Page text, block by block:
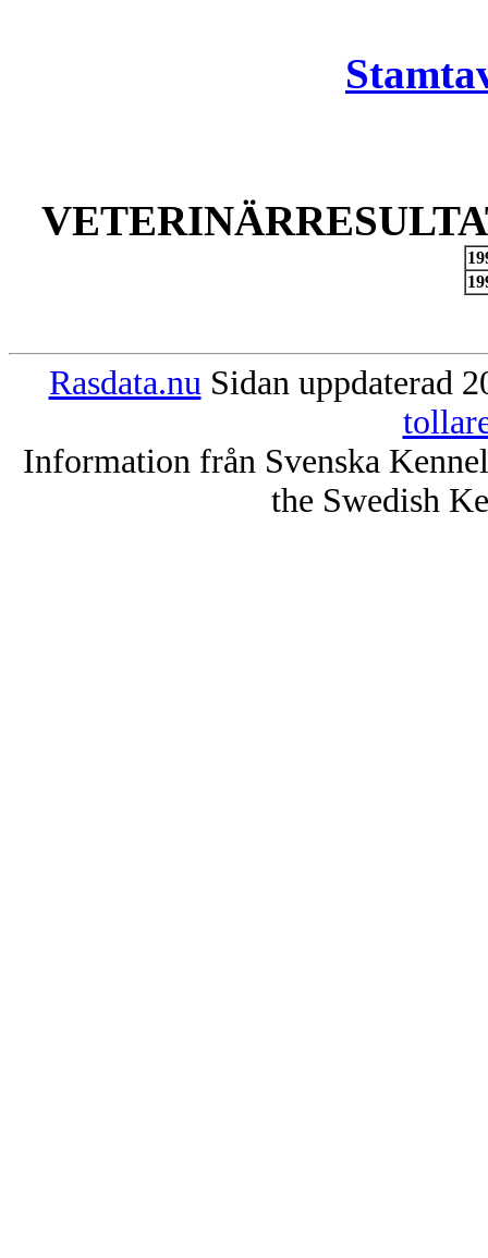
Rasdata.nu Sidan uppdaterad
Information från Svenska
the Swedish